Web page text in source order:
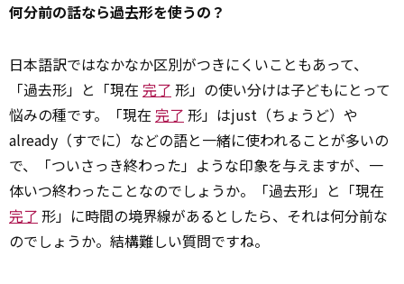
何分前の話なら過去形を使うの？
日本語訳ではなかなか区別がつきにくいこともあって、
「過去形」と「現在 完了 形」の使い分けは子どもにとって
悩みの種です。「現在 完了 形」はjust（ちょうど）や
already（すでに）などの語と一緒に使われることが多いの
で、「ついさっき終わった」ような印象を与えますが、一
体いつ終わったことなのでしょうか。「過去形」と「現在
完了 形」に時間の境界線があるとしたら、それは何分前な
のでしょうか。結構難しい質問ですね。